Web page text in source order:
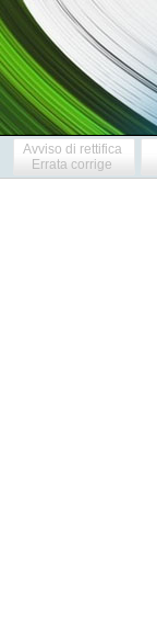
Avviso di rettifica
Errata corrige